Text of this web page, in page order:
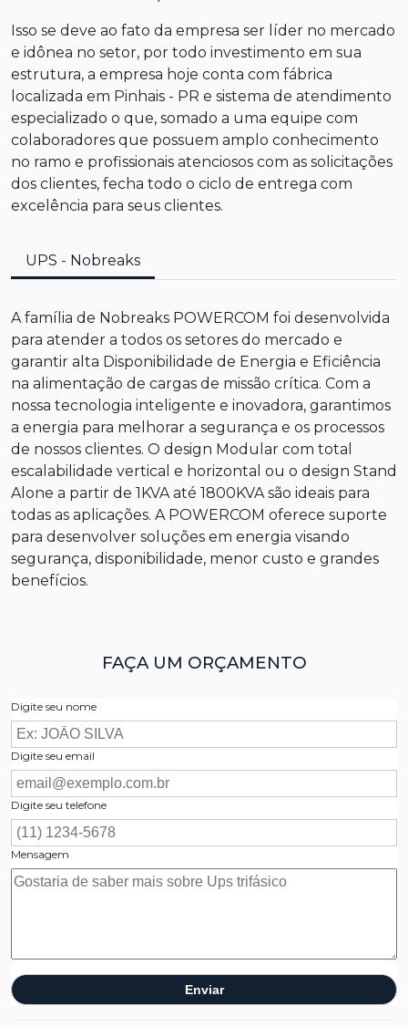
Isso se deve ao fato da empresa ser líder no mercado
e idônea no setor, por todo investimento em sua
estrutura, a empresa hoje conta com fábrica
localizada em Pinhais - PR e sistema de atendimento
especializado o que, somado a uma equipe com
colaboradores que possuem amplo conhecimento
no ramo e profissionais atenciosos com as solicitações
dos clientes, fecha todo o ciclo de entrega com
excelência para seus clientes.
UPS - Nobreaks
A família de Nobreaks POWERCOM foi desenvolvida
para atender a todos os setores do mercado e
garantir alta Disponibilidade de Energia e Eficiência
na alimentação de cargas de missão crítica. Com a
nossa tecnologia inteligente e inovadora, garantimos
a energia para melhorar a segurança e os processos
de nossos clientes. O design Modular com total
escalabilidade vertical e horizontal ou o design Stand
Alone a partir de 1KVA até 1800KVA são ideais para
todas as aplicações. A POWERCOM oferece suporte
para desenvolver soluções em energia visando
segurança, disponibilidade, menor custo e grandes
benefícios.
FAÇA UM ORÇAMENTO
Digite seu nome
Digite seu email
Digite seu telefone
Mensagem